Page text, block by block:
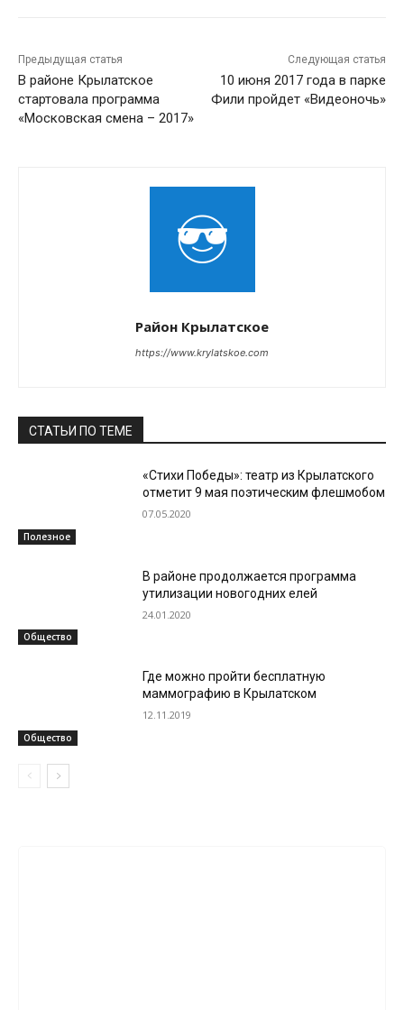
Предыдущая статья
В районе Крылатское
стартовала программа
«Московская смена – 2017»
Следующая статья
10 июня 2017 года в парке
Фили пройдет «Видеоночь»
Район Крылатское
https://www.krylatskoe.com
СТАТЬИ ПО ТЕМЕ
Полезное
«Стихи Победы»: театр из Крылатского
отметит 9 мая поэтическим флешмобом
07.05.2020
Общество
В районе продолжается программа
утилизации новогодних елей
24.01.2020
Общество
Где можно пройти бесплатную
маммографию в Крылатском
12.11.2019